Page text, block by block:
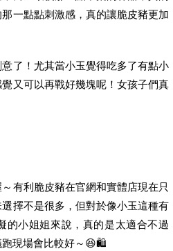
一點點刺激感，真的讓脆皮豬更加
了！尤其當小玉覺得吃多了有點小
又可以再戰好幾塊呢！女孩子們真
有利脆皮豬在官網和實體店現在只
擇不是很多，但對於像小玉這種有
的小姐姐來說，真的是太適合不過
跑現場會比較好～😆🛍